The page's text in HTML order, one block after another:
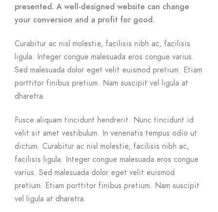
presented. A well-designed website can change
your conversion and a profit for good.
Curabitur ac nisl molestie, facilisis nibh ac, facilisis
ligula. Integer congue malesuada eros congue varius.
Sed malesuada dolor eget velit euismod pretium. Etiam
porttitor finibus pretium. Nam suscipit vel ligula at
dharetra.
Fusce aliquam tincidunt hendrerit. Nunc tincidunt id
velit sit amet vestibulum. In venenatis tempus odio ut
dictum. Curabitur ac nisl molestie, facilisis nibh ac,
facilisis ligula. Integer congue malesuada eros congue
varius. Sed malesuada dolor eget velit euismod
pretium. Etiam porttitor finibus pretium. Nam suscipit
vel ligula at dharetra.